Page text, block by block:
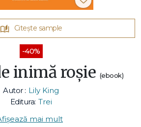
Citește sample
-40%
inimă roșie (ebook)
Autor : Lily King
Editura: Trei
mai mult